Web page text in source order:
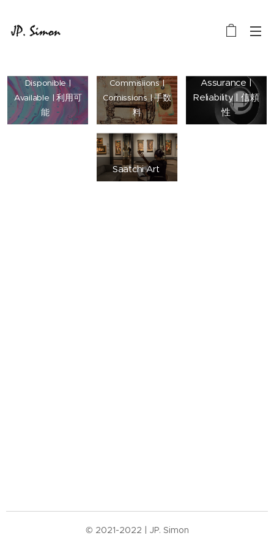
Disponible |
Available | 利用可
能
Commisiions |
Comissions | 手数
料
Assurance |
Reliability | 信頼
性
Saatchi Art
© 2021-2022 | JP. Simon